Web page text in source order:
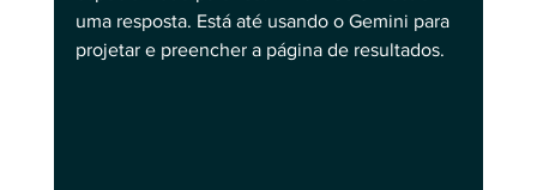
uma resposta. Está até usando o Gemini para
projetar e preencher a página de resultados.